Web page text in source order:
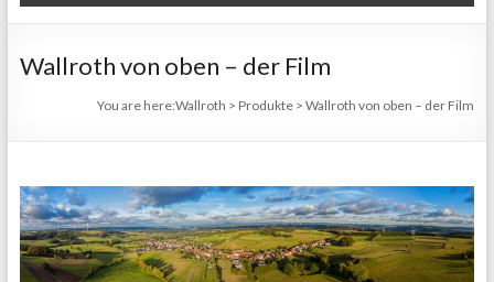
Wallroth von oben – der Film
You are here:Wallroth > Produkte >Wallroth von oben – der Film